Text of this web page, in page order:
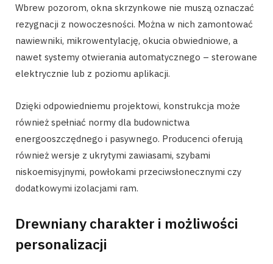
Wbrew pozorom, okna skrzynkowe nie muszą oznaczać
rezygnacji z nowoczesności. Można w nich zamontować
nawiewniki, mikrowentylację, okucia obwiedniowe, a
nawet systemy otwierania automatycznego – sterowane
elektrycznie lub z poziomu aplikacji.
Dzięki odpowiedniemu projektowi, konstrukcja może
również spełniać normy dla budownictwa
energooszczędnego i pasywnego. Producenci oferują
również wersje z ukrytymi zawiasami, szybami
niskoemisyjnymi, powłokami przeciwsłonecznymi czy
dodatkowymi izolacjami ram.
Drewniany charakter i możliwości
personalizacji